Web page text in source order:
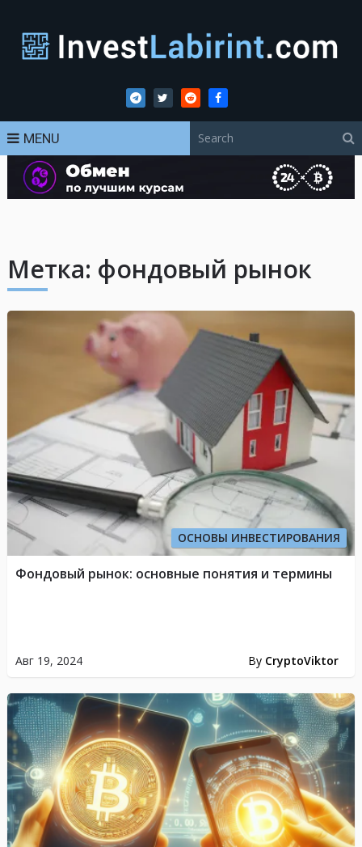
MENU
Метка: фондовый рынок
ОСНОВЫ ИНВЕСТИРОВАНИЯ
Авг 19, 2024 By CryptoViktor
Фондовый рынок: основные понятия и термины